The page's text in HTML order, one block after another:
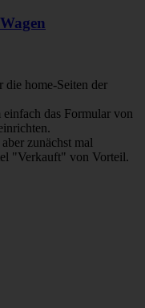
die home-Seiten der
das Formular von
zunächst mal
"Verkauft" von Vorteil.